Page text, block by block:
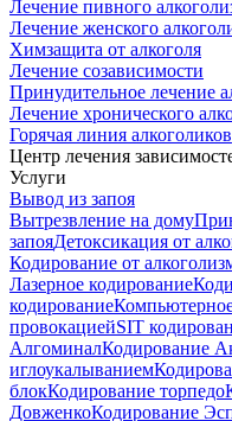
Лечение пивного
Лечение женского
Химзащита от алкоголя
Лечение созависимости
Принудительное лечение
Лечение хронического
Горячая линия алкоголиков
Центр лечения
Услуги
Вывод из запоя
Вытрезвление на дому
запояДетоксикация от
Кодирование от
Лазерное кодирование
кодирование
провокациейSIT
АлгоминалКодирование
иглоукалыванием
блокКодирование торпедо
ДовженкоКодирование